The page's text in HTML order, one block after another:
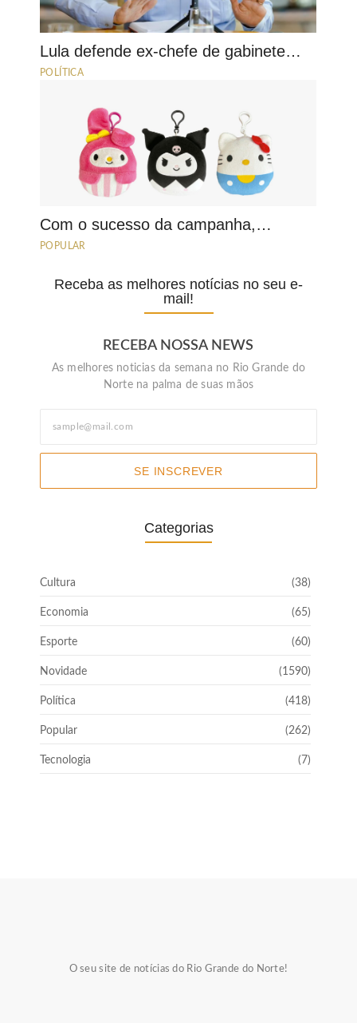
Lula defende ex-chefe de gabinete…
POLÍTICA
Com o sucesso da campanha,…
POPULAR
Receba as melhores notícias no seu e-
mail!
RECEBA NOSSA NEWS
As melhores noticias da semana no Rio Grande do
Norte na palma de suas mãos
SE INSCREVER
Categorias
Cultura (38)
Economia (65)
Esporte (60)
Novidade (1590)
Política (418)
Popular (262)
Tecnologia (7)
O seu site de notícias do Rio Grande do Norte!